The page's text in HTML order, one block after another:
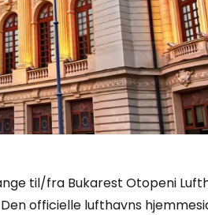
til/fra Bukarest Otopeni
officielle lufthavns
på